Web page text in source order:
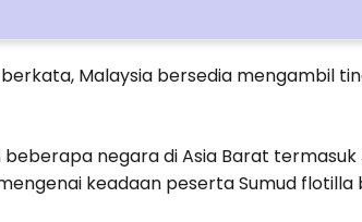
Malaysia bersedia mengambil
negara di Asia Barat
keadaan peserta Sumud flotilla